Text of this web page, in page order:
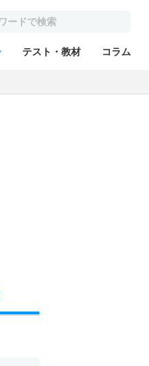
テスト・教材 コラム